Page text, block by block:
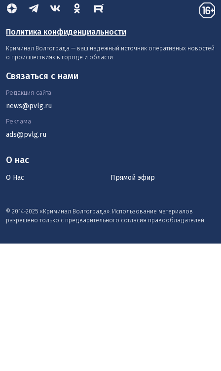
Политика конфиденциальности
Криминал Волгограда — ваш надежный источник оперативных новостей
о происшествиях в городе и области.
О нас
О Нас Прямой эфир
© 2014-2025 «Криминал Волгограда». Использование материалов
разрешено только с предварительного согласия правообладателей.
Связаться с нами
Редакция сайта
news@pvlg.ru
Реклама
ads@pvlg.ru